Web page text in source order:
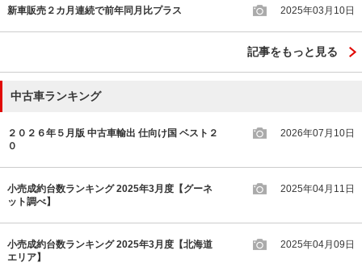
新車販売２カ月連続で前年同月比プラス 2025年03月10日
記事をもっと見る
中古車ランキング
２０２６年５月版 中古車輸出 仕向け国 ベスト２
０
2026年07月10日
小売成約台数ランキング 2025年3月度【グーネ
ット調べ】
2025年04月11日
小売成約台数ランキング 2025年3月度【北海道
エリア】
2025年04月09日